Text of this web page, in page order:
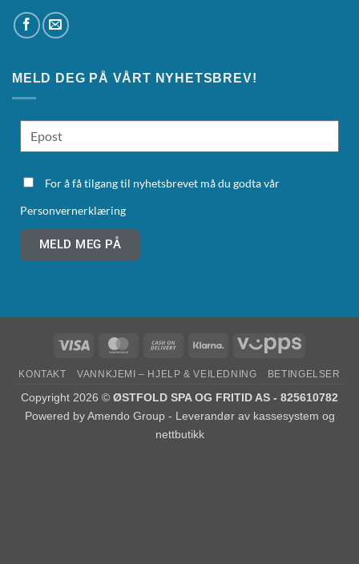
MELD DEG PÅ VÅRT NYHETSBREV!
For å få tilgang til nyhetsbrevet må du godta vår
Personvernerklæring
MELD MEG PÅ
KONTAKT VANNKJEMI – HJELP & VEILEDNING BETINGELSER
Copyright 2026 © ØSTFOLD SPA OG FRITID AS - 825610782
Powered byAmendo Group - Leverandør av kassesystem og
nettbutikk